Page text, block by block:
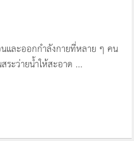
และออกกำลังกายที่หลาย ๆ คน
ะว่ายน้ำให้สะอาด ...